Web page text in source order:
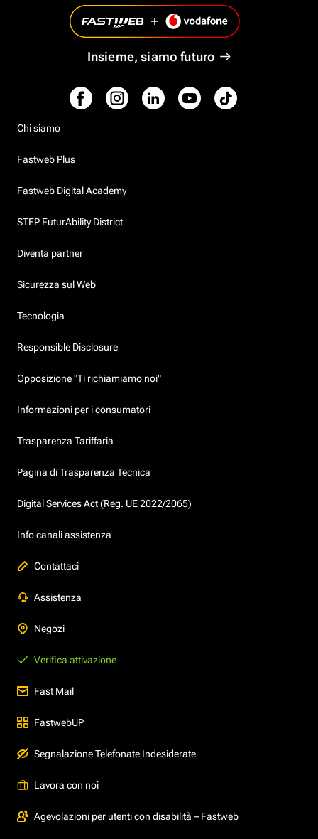
Insieme, siamo futuro
Chi siamo
Fastweb Plus
Fastweb Digital Academy
STEP FuturAbility District
Diventa partner
Sicurezza sul Web
Tecnologia
Responsible Disclosure
Opposizione "Ti richiamiamo noi"
Informazioni per i consumatori
Trasparenza Tariffaria
Pagina di Trasparenza Tecnica
Digital Services Act (Reg. UE 2022/2065)
Info canali assistenza
Contattaci
Assistenza
Negozi
Verifica attivazione
Fast Mail
FastwebUP
Segnalazione Telefonate Indesiderate
Lavora con noi
Agevolazioni per utenti con disabilità – Fastweb